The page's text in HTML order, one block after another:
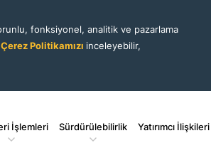
fonksiyonel, analitik ve pazarlama
Çerez Politikamızı inceleyebilir,
İşlemleri Sürdürülebilirlik Yatırımcı İlişkileri